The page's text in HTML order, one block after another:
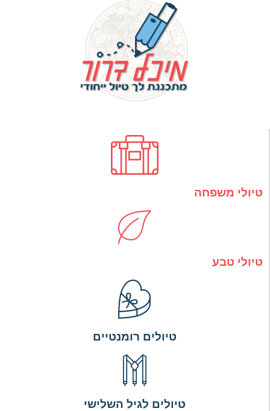
טיולי משפחה
טיולי טבע
טיולים רומנטיים
טיולים לגיל השלישי